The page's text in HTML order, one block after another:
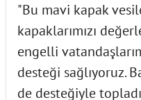
"Bu mavi kapak
kapaklarımızı
engelli
desteği sağlıyoruz.
de desteğiyle